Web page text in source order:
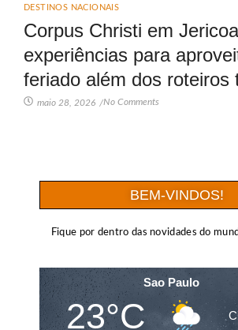
DESTINOS NACIONAIS
Corpus Christi em
experiências para
feriado além dos roteiros
maio 28, 2026 /No Comments
BEM-VINDOS!
Fique por dentro das novidades do
Sao Paulo
23°C